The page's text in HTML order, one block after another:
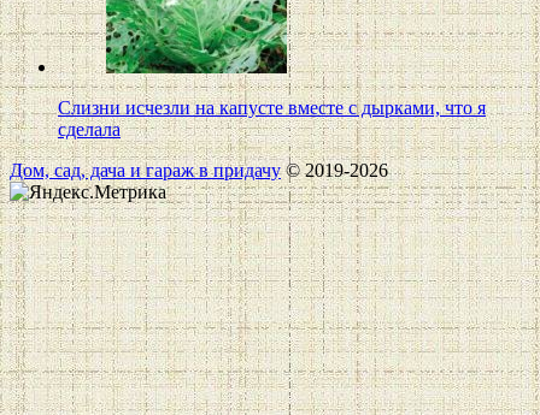
Слизни исчезли на капусте вместе с дырками, что я
сделала
Дом, сад, дача и гараж в придачу© 2019-2026